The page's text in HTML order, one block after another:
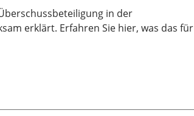
in der
erklärt. Erfahren Sie hier, was das für